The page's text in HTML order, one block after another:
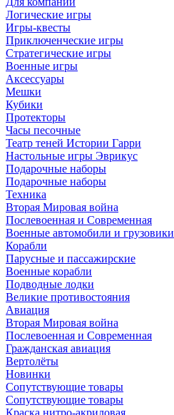
Логические игры
Игры-квесты
Приключенческие игры
Стратегические игры
Военные игры
Аксессуары
Мешки
Кубики
Протекторы
Часы песочные
Театр теней Истории Гарри
Настольные игры Эврикус
Подарочные наборы
Подарочные наборы
Техника
Вторая Мировая война
Послевоенная и Современная
Военные автомобили и грузовики
Корабли
Парусные и пассажирские
Военные корабли
Подводные лодки
Великие противостояния
Авиация
Вторая Мировая война
Послевоенная и Современная
Гражданская авиация
Вертолёты
Новинки
Сопутствующие товары
Сопутствующие товары
Краска нитро-акриловая